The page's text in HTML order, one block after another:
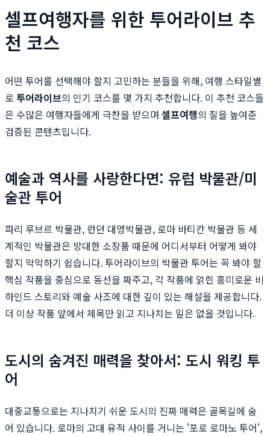
셀프여행자를 위한 투어라이브 추
천 코스
어떤 투어를 선택해야 할지 고민하는 분들을 위해, 여행 스타일별
로 투어라이브의 인기 코스를 몇 가지 추천합니다. 이 추천 코스들
은 수많은 여행자들에게 극찬을 받으며 셀프여행의 질을 높여준
검증된 콘텐츠입니다.
예술과 역사를 사랑한다면: 유럽 박물관/미
술관 투어
파리 루브르 박물관, 런던 대영박물관, 로마 바티칸 박물관 등 세
계적인 박물관은 방대한 소장품 때문에 어디서부터 어떻게 봐야
할지 막막하기 쉽습니다. 투어라이브의 박물관 투어는 꼭 봐야 할
핵심 작품을 중심으로 동선을 짜주고, 각 작품에 얽힌 흥미로운 비
하인드 스토리와 예술 사조에 대한 깊이 있는 해설을 제공합니다.
더 이상 작품 앞에서 제목만 읽고 지나치는 일은 없을 것입니다.
도시의 숨겨진 매력을 찾아서: 도시 워킹 투
어
대중교통으로는 지나치기 쉬운 도시의 진짜 매력은 골목길에 숨
어 있습니다. 로마의 고대 유적 사이를 거니는 '포로 로마노 투어',